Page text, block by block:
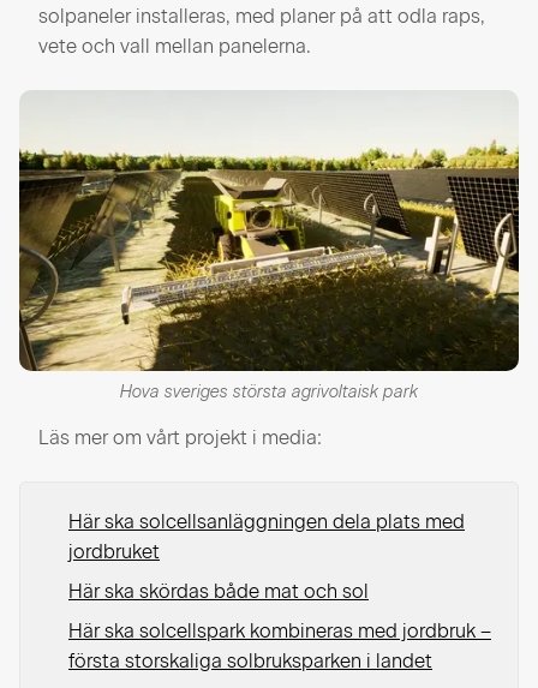
solpaneler installeras, med planer på att odla raps,
vete och vall mellan panelerna.
Hova sveriges största agrivoltaisk park
Läs mer om vårt projekt i media:
Här ska solcellsanläggningen dela plats med
jordbruket
Här ska skördas både mat och sol
Här ska solcellspark kombineras med jordbruk –
första storskaliga solbruksparken i landet